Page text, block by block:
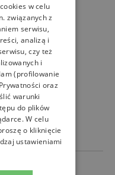
w celu
związanych z
serwisu,
analizą i
czy też
i
(profilowanie
oraz
warunki
do plików
W celu
o kliknięcie
ustawieniami